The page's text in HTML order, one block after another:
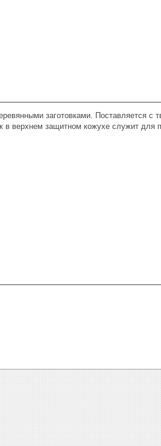
заготовками. Поставляется с
верхнем защитном кожухе служит для